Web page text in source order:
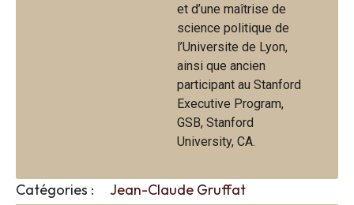
et d’une maîtrise de
science politique de
l’Universite de Lyon,
ainsi que ancien
participant au Stanford
Executive Program,
GSB, Stanford
University, CA.
Catégories : Jean-Claude Gruffat